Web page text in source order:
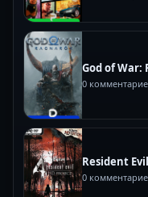
God of War:
0
Resident
0